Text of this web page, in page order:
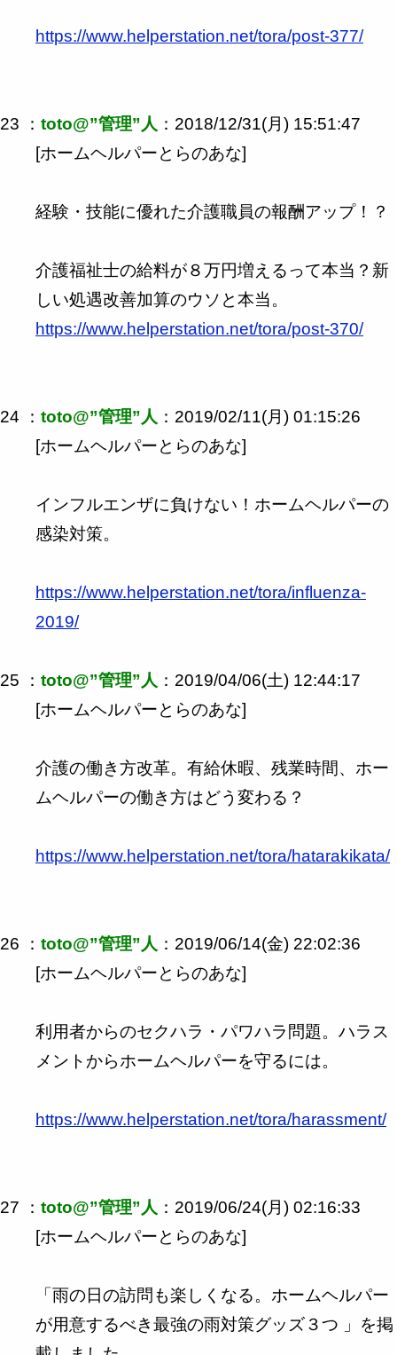
https://www.helperstation.net/tora/post-377/
23 ： toto@”管理”人 ：2018/12/31(月) 15:51:47
[ホームヘルパーとらのあな]
経験・技能に優れた介護職員の報酬アップ！？
介護福祉士の給料が８万円増えるって本当？新
しい処遇改善加算のウソと本当。
https://www.helperstation.net/tora/post-370/
24 ： toto@”管理”人 ：2019/02/11(月) 01:15:26
[ホームヘルパーとらのあな]
インフルエンザに負けない！ホームヘルパーの
感染対策。
https://www.helperstation.net/tora/influenza-
2019/
25 ： toto@”管理”人 ：2019/04/06(土) 12:44:17
[ホームヘルパーとらのあな]
介護の働き方改革。有給休暇、残業時間、ホー
ムヘルパーの働き方はどう変わる？
https://www.helperstation.net/tora/hatarakikata/
26 ： toto@”管理”人 ：2019/06/14(金) 22:02:36
[ホームヘルパーとらのあな]
利用者からのセクハラ・パワハラ問題。ハラス
メントからホームヘルパーを守るには。
https://www.helperstation.net/tora/harassment/
27 ： toto@”管理”人 ：2019/06/24(月) 02:16:33
[ホームヘルパーとらのあな]
「雨の日の訪問も楽しくなる。ホームヘルパー
が用意するべき最強の雨対策グッズ３つ 」を掲